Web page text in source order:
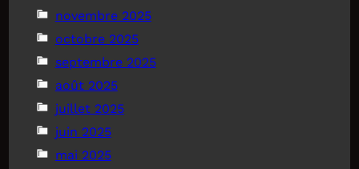
novembre 2025
octobre 2025
septembre 2025
août 2025
juillet 2025
juin 2025
mai 2025